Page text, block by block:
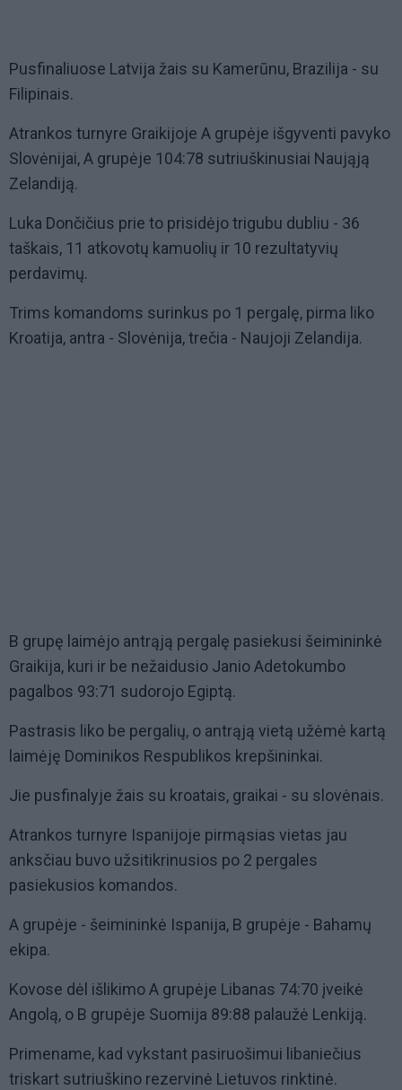
Pusfinaliuose Latvija žais su Kamerūnu, Brazilija - su
Filipinais.
Atrankos turnyre Graikijoje A grupėje išgyventi pavyko
Slovėnijai, A grupėje 104:78 sutriuškinusiai Naująją
Zelandiją.
Luka Dončičius prie to prisidėjo trigubu dubliu - 36
taškais, 11 atkovotų kamuolių ir 10 rezultatyvių
perdavimų.
Trims komandoms surinkus po 1 pergalę, pirma liko
Kroatija, antra - Slovėnija, trečia - Naujoji Zelandija.
B grupę laimėjo antrąją pergalę pasiekusi šeimininkė
Graikija, kuri ir be nežaidusio Janio Adetokumbo
pagalbos 93:71 sudorojo Egiptą.
Pastrasis liko be pergalių, o antrąją vietą užėmė kartą
laimėję Dominikos Respublikos krepšininkai.
Jie pusfinalyje žais su kroatais, graikai - su slovėnais.
Atrankos turnyre Ispanijoje pirmąsias vietas jau
anksčiau buvo užsitikrinusios po 2 pergales
pasiekusios komandos.
A grupėje - šeimininkė Ispanija, B grupėje - Bahamų
ekipa.
Kovose dėl išlikimo A grupėje Libanas 74:70 įveikė
Angolą, o B grupėje Suomija 89:88 palaužė Lenkiją.
Primename, kad vykstant pasiruošimui libaniečius
triskart sutriuškino rezervinė Lietuvos rinktinė.